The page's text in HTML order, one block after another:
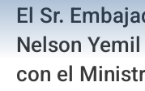
El Sr.
Nelson
con el